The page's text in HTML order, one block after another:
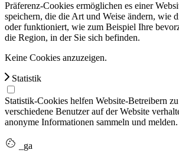
Präferenz-Cookies ermöglichen es einer
speichern, die die Art und Weise ändern, wie
oder funktioniert, wie zum Beispiel Ihre
die Region, in der Sie sich befinden.
Keine Cookies anzuzeigen.
Statistik
Statistik-Cookies helfen Website-Betreibern
verschiedene Benutzer auf der Website
anonyme Informationen sammeln und melden.
_ga